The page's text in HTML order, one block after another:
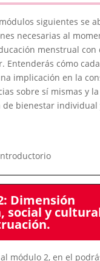
siguientes se
necesarias al
menstrual con
Entenderás cómo
implicación en la
sobre sí mismas y la
de bienestar individual
Dimensión
social y
módulo 2, en el